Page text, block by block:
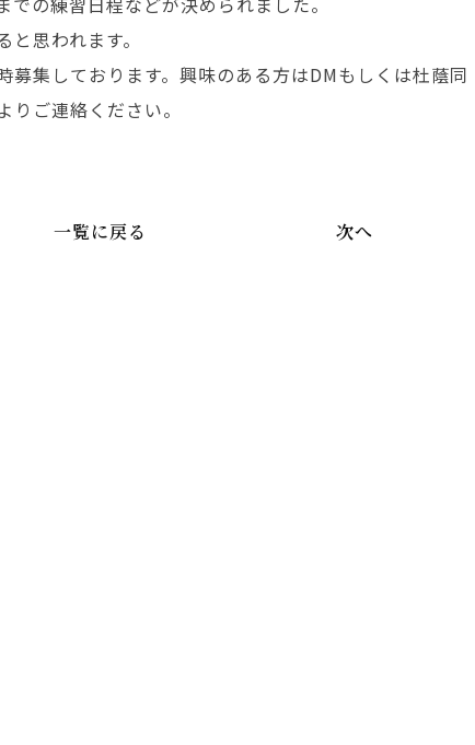
思われます。
募集しております。興味のある方はDMもしくは杜蔭同
ご連絡ください。
一覧に戻る 次へ